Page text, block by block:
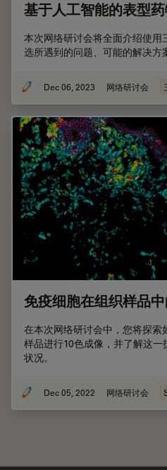
基于人工智能的表型
本次网络研讨会将全面介绍使
选所遇到的问题、可能的解决方
Dec 06, 2023 网络研讨会
免疫细胞在组织样品
在本次网络研讨会中，您将探索
样品进行10色成像，并了解这
状况。
Dec 05, 2022 网络研讨会